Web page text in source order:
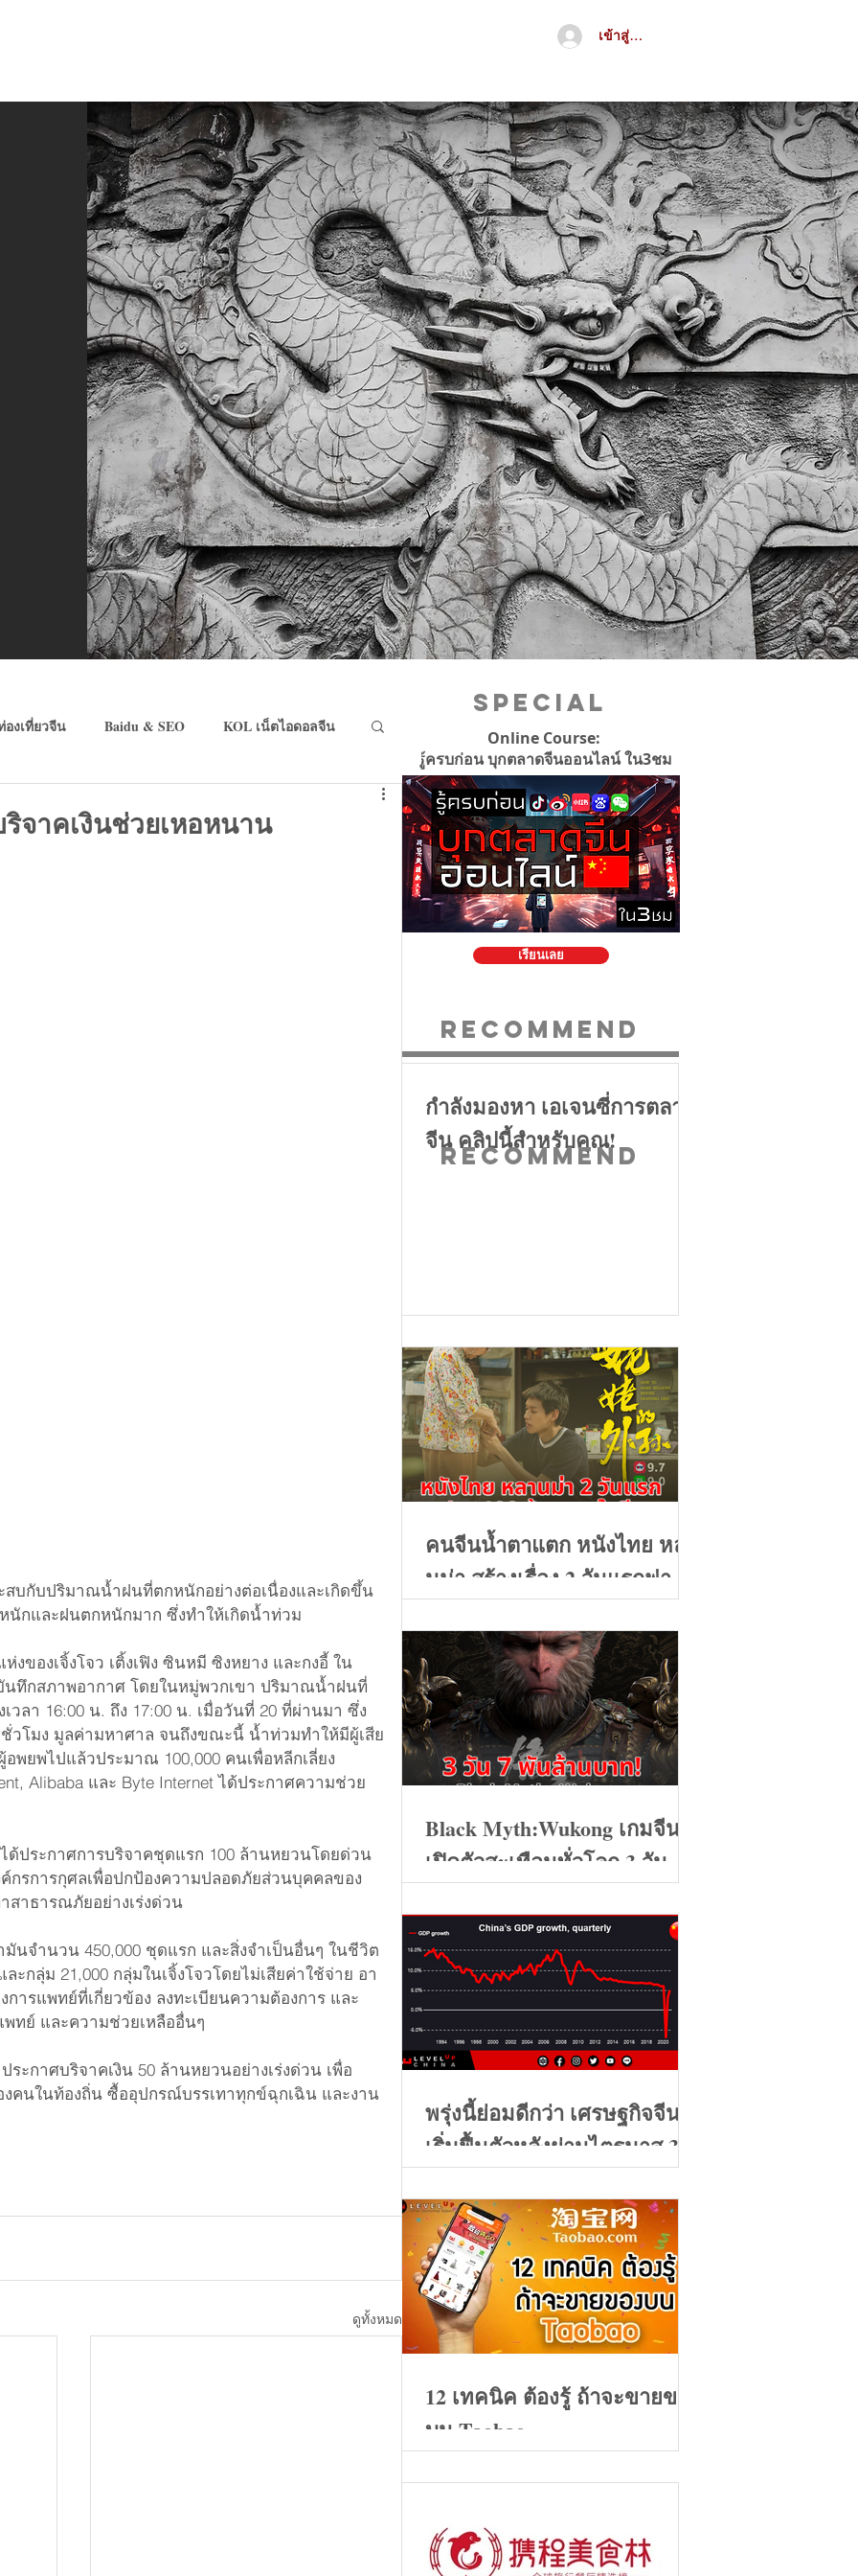
เข้าสู่ระบบ
Special
Online Course:
รู้ครบก่อน บุกตลาดจีนออนไลน์ ใน3ชม
เรียนเลย
Recommend
กำลังมองหา เอเจนซี่การตลาด
จีน คลิปนี้สำหรับคุณ!
คนจีนน้ำตาแตก หนังไทย หลา
นม่า สร้างเรื่อง 2 วันแรกฟาด
Black Myth:Wukong เกมจีน
เปิดตัวสะเทือนทั่วโลก 3 วัน 7
พรุ่งนี้ย่อมดีกว่า เศรษฐกิจจีน
เริ่มฟื้นตัวหลังผ่านไตรมาส 3
12 เทคนิค ต้องรู้ ถ้าจะขายของ
บน Taobao
Recommend
องเที่ยวจีน Baidu & SEO KOL เน็ตไอดอลจีน
จาคเงินช่วยเหอหนาน
สบกับปริมาณน้ำฝนที่ตกหนักอย่างต่อเนื่องและเกิดขึ้น
นักและฝนตกหนักมาก ซึ่งทำให้เกิดน้ำท่วม
ของเจิ้งโจว เติ้งเฟิง ซินหมี ซิงหยาง และกงอี้ ใน
นทึกสภาพอากาศ โดยในหมู่พวกเขา ปริมาณน้ำฝนที่
เวลา 16:00 น. ถึง 17:00 น. เมื่อวันที่ 20 ที่ผ่านมา ซึ่ง
วโมง มูลค่ามหาศาล จนถึงขณะนี้ น้ำท่วมทำให้มีผู้เสีย
อพยพไปแล้วประมาณ 100,000 คนเพื่อหลีกเลี่ยง
Alibaba และ Byte Internet ได้ประกาศความช่วย
ด้ประกาศการบริจาคชุดแรก 100 ล้านหยวนโดยด่วน
รการกุศลเพื่อปกป้องความปลอดภัยส่วนบุคคลของ
สาธารณภัยอย่างเร่งด่วน
นจำนวน 450,000 ชุดแรก และสิ่งจำเป็นอื่นๆ ในชีวิต
กลุ่ม 21,000 กลุ่มในเจิ้งโจวโดยไม่เสียค่าใช้จ่าย อา
ารแพทย์ที่เกี่ยวข้อง ลงทะเบียนความต้องการ และ
ทย์ และความช่วยเหลืออื่นๆ
ระกาศบริจาคเงิน 50 ล้านหยวนอย่างเร่งด่วน เพื่อ
คนในท้องถิ่น ซื้ออุปกรณ์บรรเทาทุกข์ฉุกเฉิน และงาน
ดูทั้งหมด